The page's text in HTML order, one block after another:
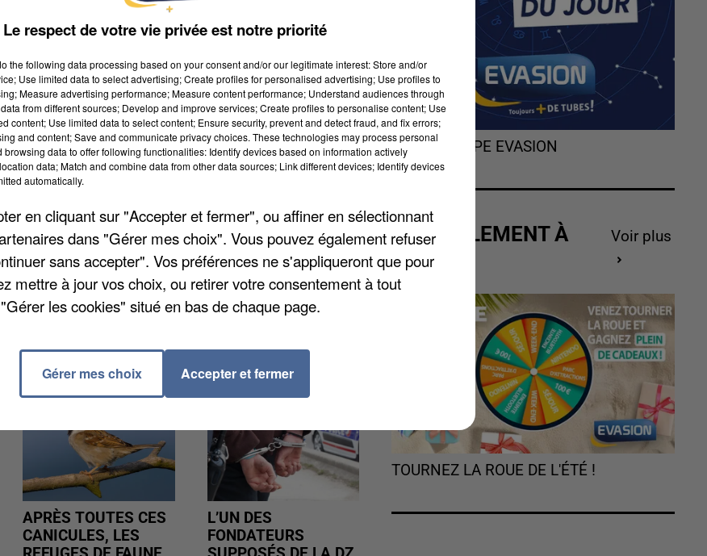
d'une semaine la réouverture de ces
d'un dispositif strict et complexe. En
classes de 15 élèves maximum, et de 6 à 10 en
APRÈS TOUTES CES
CANICULES, LES
L’UN DES
FONDATEURS
L'HOROSCOPE EVASION
ACTUELLEMENT À
GAGNER
Voir plus
TOURNEZ LA ROUE DE L'ÉTÉ !
Le respect de votre vie privée est notre priorité
the following data processing based on your consent and/or our legitimate interest: Store and/or
Use limited data to select advertising; Create profiles for personalised advertising; Use profiles to
Measure advertising performance; Measure content performance; Understand audiences through
from different sources; Develop and improve services; Create profiles to personalise content; Use
content; Use limited data to select content; Ensure security, prevent and detect fraud, and fix errors;
and content; Save and communicate privacy choices. These technologies may process personal
browsing data to offer following functionalities: Identify devices based on information actively
data; Match and combine data from other data sources; Link different devices; Identify devices
automatically.
en cliquant sur "Accepter et fermer", ou affiner en sélectionnant
dans "Gérer mes choix". Vous pouvez également refuser
sans accepter". Vos préférences ne s'appliqueront que pour
mettre à jour vos choix, ou retirer votre consentement à tout
les cookies" situé en bas de chaque page.
Gérer mes choix Accepter et fermer